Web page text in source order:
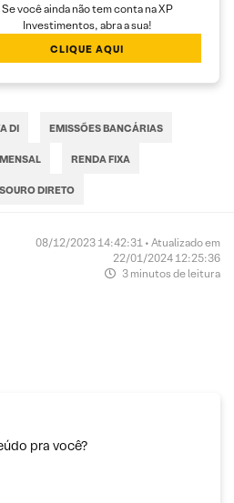
Se você ainda não tem conta na XP
Investimentos, abra a sua!
CLIQUE AQUI
DI EMISSÕES BANCÁRIAS
RENDA FIXA
DIRETO
08/12/2023 14:42:31 • Atualizado em
22/01/2024 12:25:36
3 minutos de leitura
pra você?